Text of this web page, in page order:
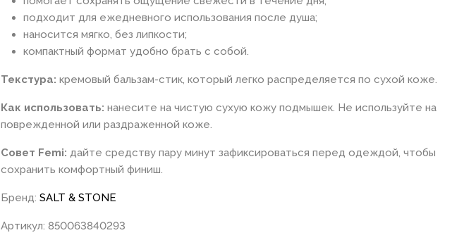
подходит для ежедневного использования после душа;
наносится мягко, без липкости;
компактный формат удобно брать с собой.
Текстура: кремовый бальзам-стик, который легко распределяется по сухой коже.
Как использовать: нанесите на чистую сухую кожу подмышек. Не используйте на
поврежденной или раздраженной коже.
Совет Femi: дайте средству пару минут зафиксироваться перед одеждой, чтобы
сохранить комфортный финиш.
Бренд: SALT & STONE
Артикул: 850063840293